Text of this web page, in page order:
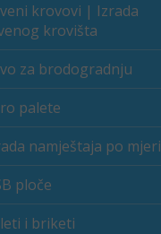
krovovi | Izrada
krovišta
za brodogradnju
palete
namještaja po mjeri
ploče
i briketi